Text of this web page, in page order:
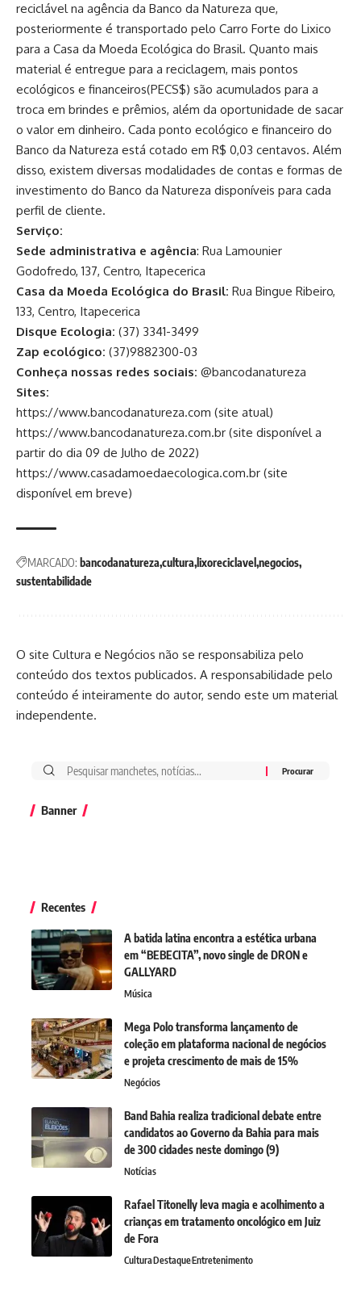
reciclável na agência da Banco da Natureza que,
posteriormente é transportado pelo Carro Forte do Lixico
para a Casa da Moeda Ecológica do Brasil. Quanto mais
material é entregue para a reciclagem, mais pontos
ecológicos e financeiros(PECS$) são acumulados para a
troca em brindes e prêmios, além da oportunidade de sacar
o valor em dinheiro. Cada ponto ecológico e financeiro do
Banco da Natureza está cotado em R$ 0,03 centavos. Além
disso, existem diversas modalidades de contas e formas de
investimento do Banco da Natureza disponíveis para cada
perfil de cliente.
Serviço:
Sede administrativa e agência: Rua Lamounier
Godofredo, 137, Centro, Itapecerica
Casa da Moeda Ecológica do Brasil: Rua Bingue Ribeiro,
133, Centro, Itapecerica
Disque Ecologia: (37) 3341-3499
Zap ecológico: (37)9882300-03
Conheça nossas redes sociais: @bancodanatureza
Sites:
https://www.bancodanatureza.com (site atual)
https://www.bancodanatureza.com.br (site disponível a
partir do dia 09 de Julho de 2022)
https://www.casadamoedaecologica.com.br (site
disponível em breve)
MARCADO: bancodanatureza cultura lixoreciclavel negocios
sustentabilidade
O site Cultura e Negócios não se responsabiliza pelo
conteúdo dos textos publicados. A responsabilidade pelo
conteúdo é inteiramente do autor, sendo este um material
independente.
Banner
Recentes
A batida latina encontra a estética urbana
em “BEBECITA”, novo single de DRON e
GALLYARD
Música
Mega Polo transforma lançamento de
coleção em plataforma nacional de negócios
e projeta crescimento de mais de 15%
Negócios
Band Bahia realiza tradicional debate entre
candidatos ao Governo da Bahia para mais
de 300 cidades neste domingo (9)
Notícias
Rafael Titonelly leva magia e acolhimento a
crianças em tratamento oncológico em Juiz
de Fora
CulturaDestaqueEntretenimento